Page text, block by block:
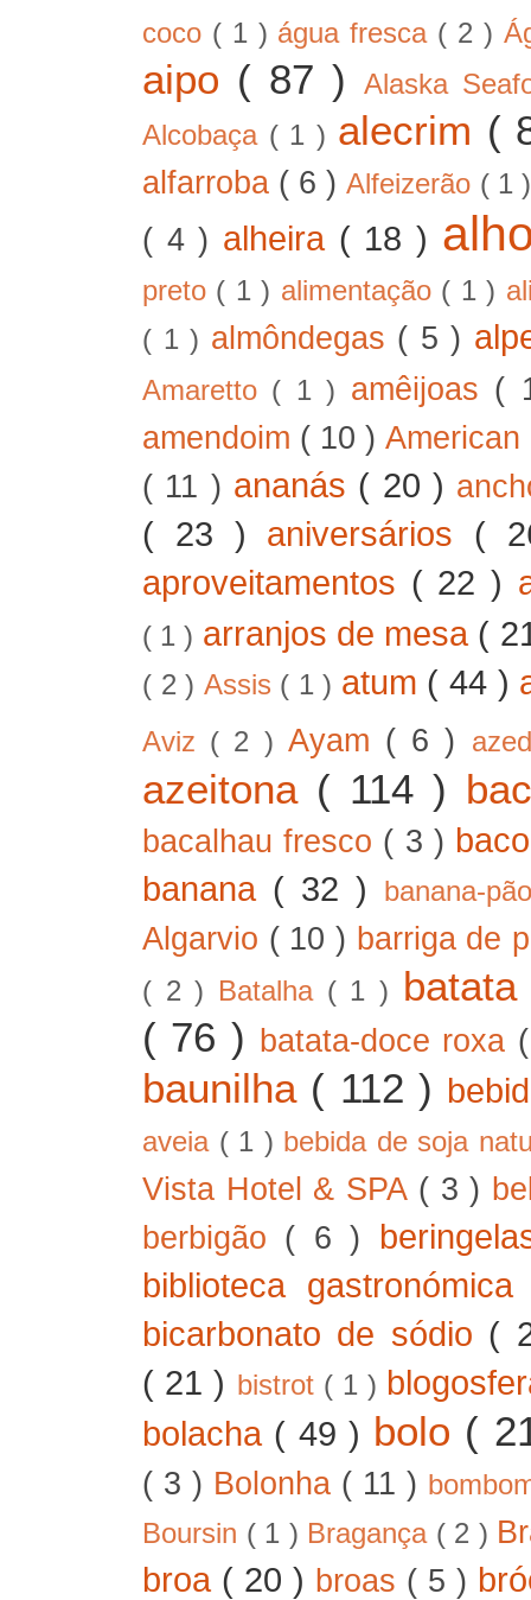
coco ( 1 ) água fresca ( 2 )
aipo ( 87 )
Alaska
Alcobaça ( 1 ) alecrim (
alfarroba ( 6 )Alfeizerão ( 1
( 4 ) alheira ( 18 )
preto ( 1 ) alimentação ( 1 )
( 1 ) almôndegas ( 5 )
Amaretto ( 1 ) amêijoas (
amendoim ( 10 )
( 11 ) ananás ( 20 )
( 23 ) aniversários (
aproveitamentos ( 22 )
( 1 ) arranjos de mesa (
( 2 ) Assis ( 1 ) atum ( 44 )
Aviz ( 2 ) Ayam ( 6 )
azeitona ( 114 )
bacalhau fresco ( 3 )
banana ( 32 ) banana-
Algarvio ( 10 ) barriga de
( 2 ) Batalha ( 1 )
( 76 ) batata-doce roxa
baunilha ( 112 )
aveia ( 1 ) bebida de soja
Vista Hotel & SPA ( 3 )
berbigão ( 6 )
biblioteca
bicarbonato de sódio (
( 21 ) bistrot ( 1 )
bolacha ( 49 ) bolo (
( 3 ) Bolonha ( 11 )
Boursin ( 1 ) Bragança ( 2 )
broa ( 20 ) broas ( 5 )